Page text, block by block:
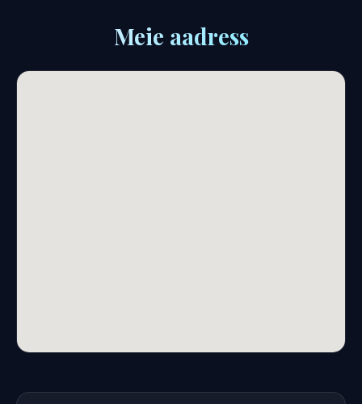
Meie aadress